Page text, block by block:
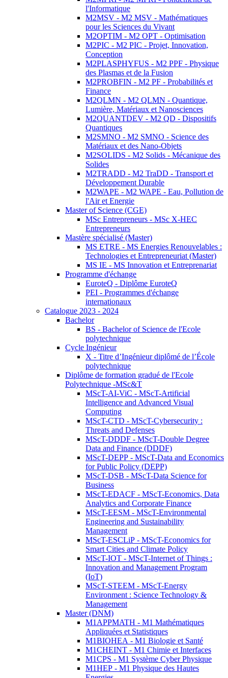
l'Informatique
M2MSV - M2 MSV - Mathématiques
pour les Sciences du Vivant
M2OPTIM - M2 OPT - Optimisation
M2PIC - M2 PIC - Projet, Innovation,
Conception
M2PLASPHYFUS - M2 PPF - Physique
des Plasmas et de la Fusion
M2PROBFIN - M2 PF - Probabilités et
Finance
M2QLMN - M2 QLMN - Quantique,
Lumière, Matériaux et Nanosciences
M2QUANTDEV - M2 QD - Dispositifs
Quantiques
M2SMNO - M2 SMNO - Science des
Matériaux et des Nano-Objets
M2SOLIDS - M2 Solids - Mécanique des
Solides
M2TRADD - M2 TraDD - Transport et
Développement Durable
M2WAPE - M2 WAPE - Eau, Pollution de
l'Air et Energie
Master of Science (CGE)
MSc Entrepreneurs - MSc X-HEC
Entrepreneurs
Mastère spécialisé (Master)
MS ETRE - MS Energies Renouvelables :
Technologies et Entrepreneuriat (Master)
MS IE - MS Innovation et Entreprenariat
Programme d'échange
EuroteQ - Diplôme EuroteQ
PEI - Programmes d'échange
internationaux
Catalogue 2023 - 2024
Bachelor
BS - Bachelor of Science de l'Ecole
polytechnique
Cycle Ingénieur
X - Titre d’Ingénieur diplômé de l’École
polytechnique
Diplôme de formation gradué de l'Ecole
Polytechnique -MSc&T
MScT-AI-ViC - MScT-Artificial
Intelligence and Advanced Visual
Computing
MScT-CTD - MScT-Cybersecurity :
Threats and Defenses
MScT-DDDF - MScT-Double Degree
Data and Finance (DDDF)
MScT-DEPP - MScT-Data and Economics
for Public Policy (DEPP)
MScT-DSB - MScT-Data Science for
Business
MScT-EDACF - MScT-Economics, Data
Analytics and Corporate Finance
MScT-EESM - MScT-Environmental
Engineering and Sustainability
Management
MScT-ESCLiP - MScT-Economics for
Smart Cities and Climate Policy
MScT-IOT - MScT-Internet of Things :
Innovation and Management Program
(IoT)
MScT-STEEM - MScT-Energy
Environment : Science Technology &
Management
Master (DNM)
M1APPMATH - M1 Mathématiques
Appliquées et Statistiques
M1BIOHEA - M1 Biologie et Santé
M1CHEINT - M1 Chimie et Interfaces
M1CPS - M1 Système Cyber Physique
M1HEP - M1 Physique des Hautes